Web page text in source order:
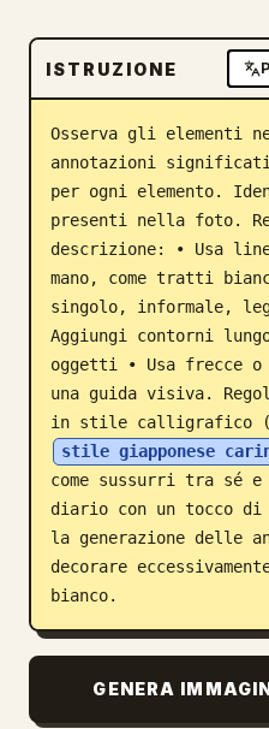
Scarica
Blog
Aggiornamenti
ISTRUZIONE
Osserva gli elementi
annotazioni
per ogni elemento.
presenti nella foto.
descrizione: • Usa
mano, come tratti
singolo, informale,
Aggiungi contorni
oggetti • Usa frecce
una guida visiva.
in stile calligrafico (
stile giapponese
come sussurri tra sé
diario con un tocco di
la generazione delle
decorare
bianco.
GENERA